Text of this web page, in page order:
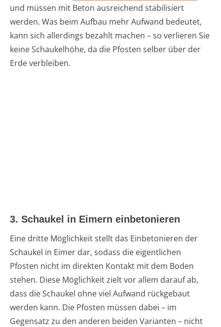
und müssen mit Beton ausreichend stabilisiert
werden. Was beim Aufbau mehr Aufwand bedeutet,
kann sich allerdings bezahlt machen – so verlieren Sie
keine Schaukelhöhe, da die Pfosten selber über der
Erde verbleiben.
3. Schaukel in Eimern einbetonieren
Eine dritte Möglichkeit stellt das Einbetonieren der
Schaukel in Eimer dar, sodass die eigentlichen
Pfosten nicht im direkten Kontakt mit dem Boden
stehen. Diese Möglichkeit zielt vor allem darauf ab,
dass die Schaukel ohne viel Aufwand rückgebaut
werden kann. Die Pfosten müssen dabei – im
Gegensatz zu den anderen beiden Varianten – nicht